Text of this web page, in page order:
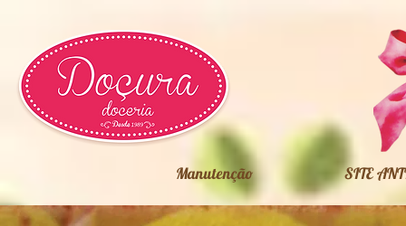
Manutenção SITE